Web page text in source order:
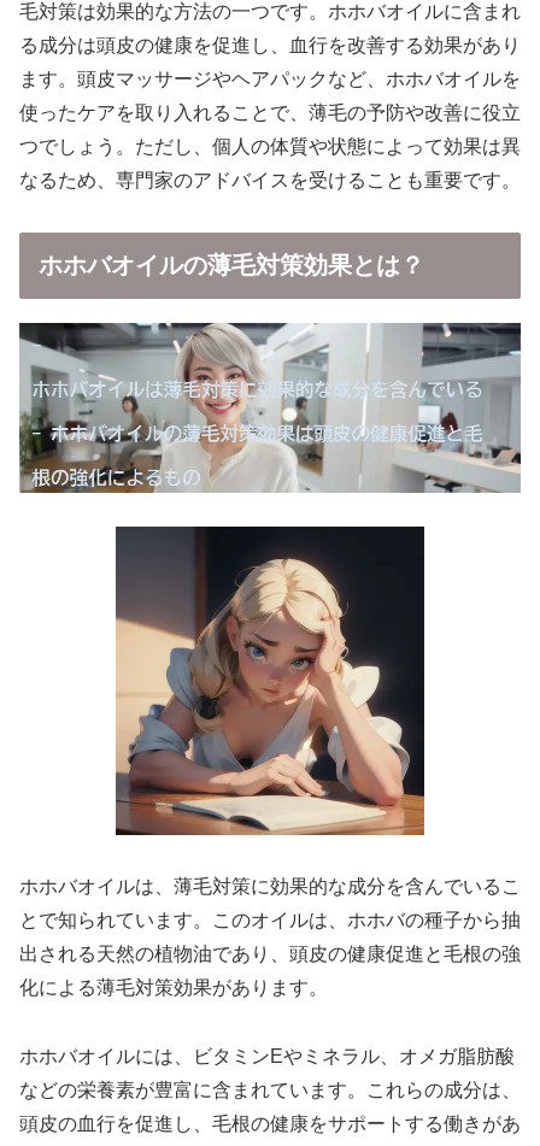
毛対策は効果的な方法の一つです。ホホバオイルに含まれ
る成分は頭皮の健康を促進し、血行を改善する効果があり
ます。頭皮マッサージやヘアパックなど、ホホバオイルを
使ったケアを取り入れることで、薄毛の予防や改善に役立
つでしょう。ただし、個人の体質や状態によって効果は異
なるため、専門家のアドバイスを受けることも重要です。
ホホバオイルの薄毛対策効果とは？
ホホバオイルは、薄毛対策に効果的な成分を含んでいるこ
とで知られています。このオイルは、ホホバの種子から抽
出される天然の植物油であり、頭皮の健康促進と毛根の強
化による薄毛対策効果があります。
ホホバオイルには、ビタミンEやミネラル、オメガ脂肪酸
などの栄養素が豊富に含まれています。これらの成分は、
頭皮の血行を促進し、毛根の健康をサポートする働きがあ